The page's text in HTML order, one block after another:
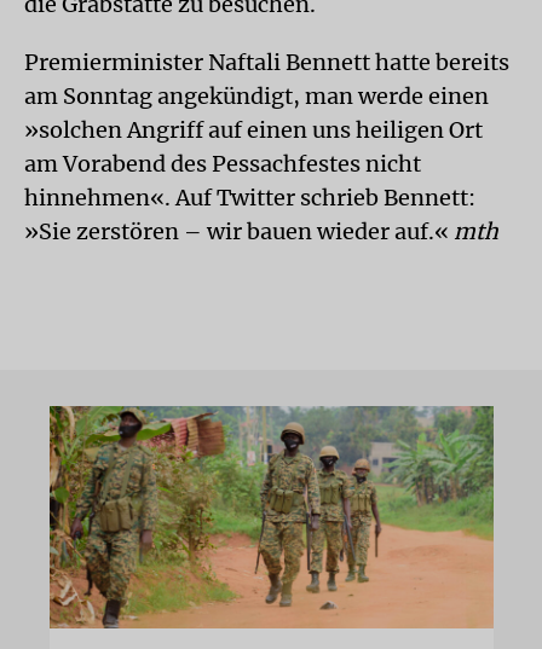
Premierminister Naftali Bennett hatte bereits
am Sonntag angekündigt, man werde einen
»solchen Angriff auf einen uns heiligen Ort
am Vorabend des Pessachfestes nicht
hinnehmen«. Auf Twitter schrieb Bennett:
»Sie zerstören – wir bauen wieder auf.« mth